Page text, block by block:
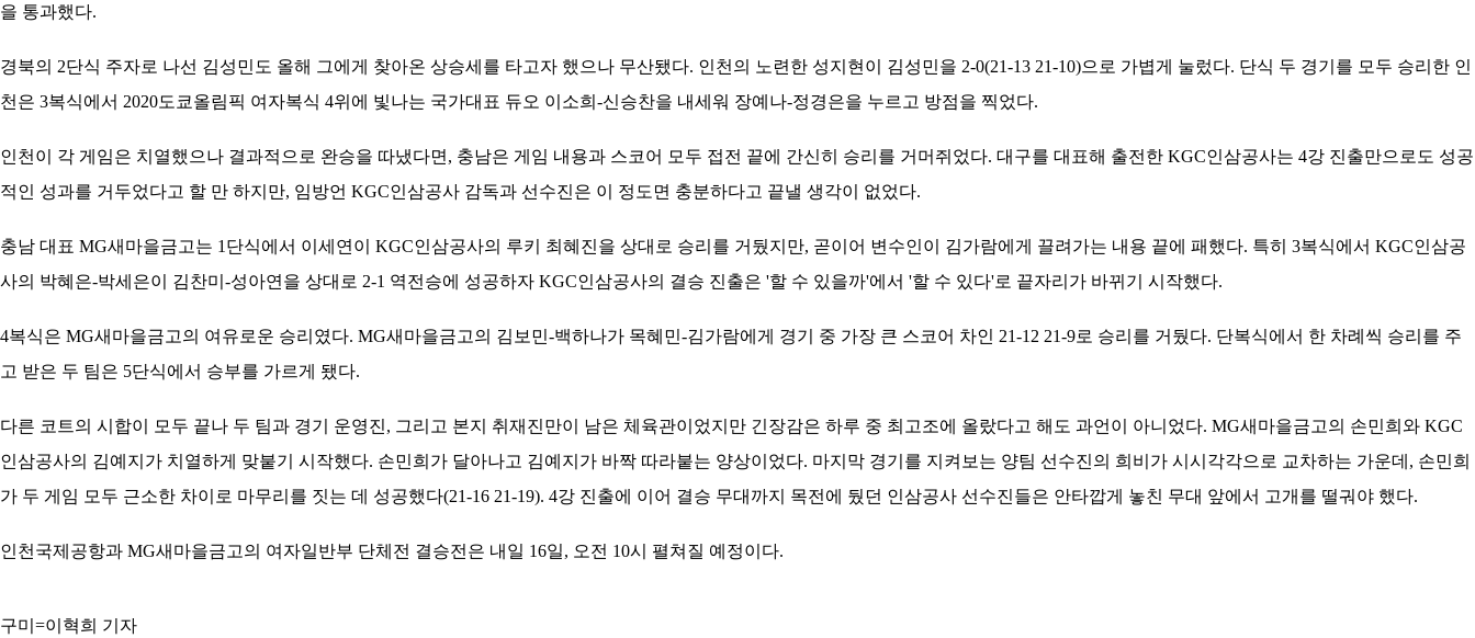
을 통과했다.
경북의 2단식 주자로 나선 김성민도 올해 그에게 찾아온 상승세를 타고자 했으나 무산됐다. 인천의 노련한 성지현이 김성민을 2-0(21-13 21-10)으로 가볍게 눌렀다. 단식 두 경기를 모두 승리한 인
천은 3복식에서 2020도쿄올림픽 여자복식 4위에 빛나는 국가대표 듀오 이소희-신승찬을 내세워 장예나-정경은을 누르고 방점을 찍었다.
인천이 각 게임은 치열했으나 결과적으로 완승을 따냈다면, 충남은 게임 내용과 스코어 모두 접전 끝에 간신히 승리를 거머쥐었다. 대구를 대표해 출전한 KGC인삼공사는 4강 진출만으로도 성공
적인 성과를 거두었다고 할 만 하지만, 임방언 KGC인삼공사 감독과 선수진은 이 정도면 충분하다고 끝낼 생각이 없었다.
충남 대표 MG새마을금고는 1단식에서 이세연이 KGC인삼공사의 루키 최혜진을 상대로 승리를 거뒀지만, 곧이어 변수인이 김가람에게 끌려가는 내용 끝에 패했다. 특히 3복식에서 KGC인삼공
사의 박혜은-박세은이 김찬미-성아연을 상대로 2-1 역전승에 성공하자 KGC인삼공사의 결승 진출은 '할 수 있을까'에서 '할 수 있다'로 끝자리가 바뀌기 시작했다.
4복식은 MG새마을금고의 여유로운 승리였다. MG새마을금고의 김보민-백하나가 목혜민-김가람에게 경기 중 가장 큰 스코어 차인 21-12 21-9로 승리를 거뒀다. 단복식에서 한 차례씩 승리를 주
고 받은 두 팀은 5단식에서 승부를 가르게 됐다.
다른 코트의 시합이 모두 끝나 두 팀과 경기 운영진, 그리고 본지 취재진만이 남은 체육관이었지만 긴장감은 하루 중 최고조에 올랐다고 해도 과언이 아니었다. MG새마을금고의 손민희와 KGC
인삼공사의 김예지가 치열하게 맞붙기 시작했다. 손민희가 달아나고 김예지가 바짝 따라붙는 양상이었다. 마지막 경기를 지켜보는 양팀 선수진의 희비가 시시각각으로 교차하는 가운데, 손민희
가 두 게임 모두 근소한 차이로 마무리를 짓는 데 성공했다(21-16 21-19). 4강 진출에 이어 결승 무대까지 목전에 뒀던 인삼공사 선수진들은 안타깝게 놓친 무대 앞에서 고개를 떨궈야 했다.
인천국제공항과 MG새마을금고의 여자일반부 단체전 결승전은 내일 16일, 오전 10시 펼쳐질 예정이다.
구미=이혁희 기자